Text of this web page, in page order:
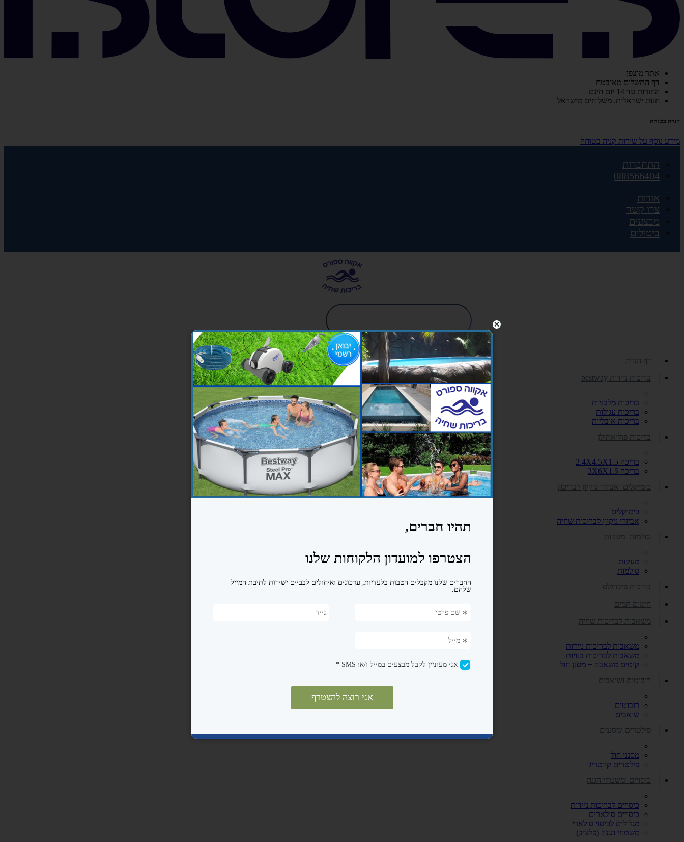
אתר מוצפן
דף התשלום מאובטח
החזרות עד 14 יום חינם
חנות ישראלית. משלוחים מישראל
קנייה בטוחה
מידע נוסף על שירות קניה בטוחה
התחברות
088566404
אודות
צרו קשר
מבצעים
ביטולים
דף הבית
בריכות ניידות bestway
בריכות מלבניות
בריכות עגולות
בריכות אובליות
בריכות פוליאתילן
בריכה 2.4X4.5X1.5
בריכה 3X6X1.5
כימיקלים ואביזרי ניקיון לבריכה
כימיקלים
אביזרי ניקיון לבריכות שחיה
סולמות ומעקות
מעקות
סולמות
בריכות פיברגלס
חימום המים
משאבות לבריכות שחיה
משאבות לבריכות ניידות
משאבות לבריכות בנויות
קיטים משאבה + מסנן חול
רובוטים ושואבים
רובוטים
שואבים
פילטרים ומסננים
מסנני חול
פילטרים קרטריג'
כיסויים ומשטחי הגנה
כיסויים לבריכות ניידות
כיסויים סולארים
מגלולים לכיסוי סולארי
משטחי הגנה (פלציב)